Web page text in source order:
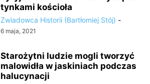
tynkami kościoła
Zwiadowca Historii (Bartłomiej Stój) -
6 maja, 2021
Starożytni ludzie mogli tworzyć
malowidła w jaskiniach podczas
halucynacji